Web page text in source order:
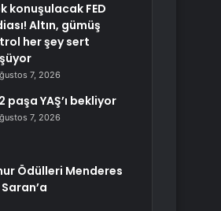
konuşulacak FED
Altın, gümüş
her şey sert
7, 2026
paşa YAŞ’ı bekliyor
7, 2026
Ödülleri Menderes